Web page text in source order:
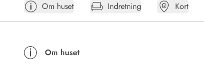
Sommerhus ABC
Forbrugsafregning (Strøm, vand...)
Lån og lej
Om huset Indretning Kort
Om huset